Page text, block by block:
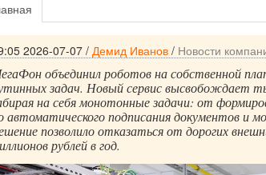
2026-07-07/ Демид Иванов / Новости
объединил роботов на собственной
задач. Новый сервис высвобождает
на себя монотонные задачи: от
автоматического подписания документов и
позволило отказаться от дорогих
рублей в год.